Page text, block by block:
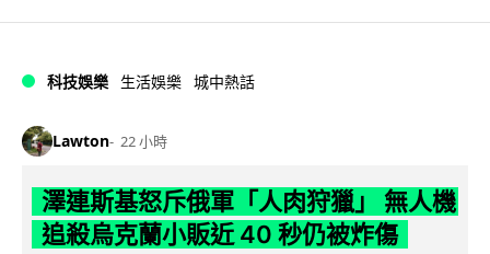
科技娛樂 生活娛樂 城中熱話
Lawton 22 小時
澤連斯基怒斥俄軍「人肉狩獵」 無人機
追殺烏克蘭小販近 40 秒仍被炸傷